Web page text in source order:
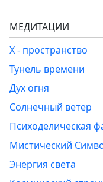
МЕДИТАЦИИ
Х - пространство
Тунель времени
Дух огня
Солнечный ветер
Психоделическая
Мистический
Энергия света